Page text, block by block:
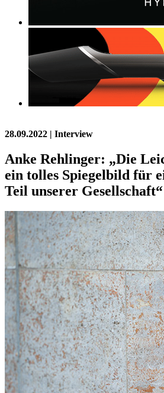
28.09.2022 | Interview
Anke Rehlinger: „Die
ein tolles Spiegelbild für
Teil unserer Gesellschaft“